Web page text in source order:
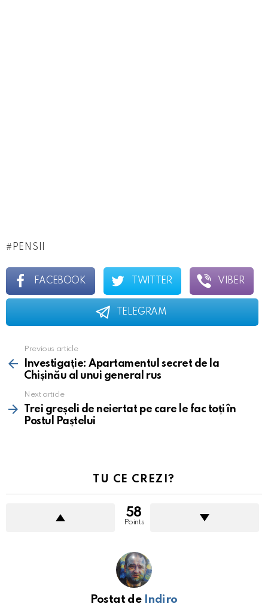
PENSII
FACEBOOK TWITTER VIBER
TELEGRAM
more
Previous article
Investigație: Apartamentul secret de la
Chișinău al unui general rus
Next article
Trei greșeli de neiertat pe care le fac toți în
Postul Paștelui
TU CE CREZI?
58
Points
Postat de Indiro